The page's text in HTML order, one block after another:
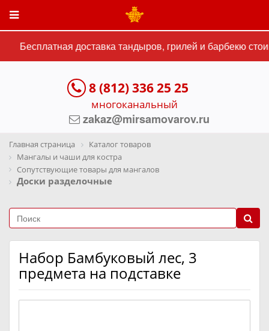
Бесплатная доставка тандыров, грилей и барбекю
8 (812) 336 25 25
многоканальный
zakaz@mirsamovarov.ru
Главная страница
Каталог товаров
Мангалы и чаши для костра
Сопутствующие товары для мангалов
Доски разделочные
Набор Бамбуковый лес, 3
предмета на подставке